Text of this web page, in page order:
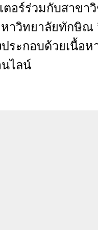
ร์ร่วมกับสาขาวิ
หาวิทยาลัยทักษิ
ระกอบด้วยเนื้อ
ไลน์